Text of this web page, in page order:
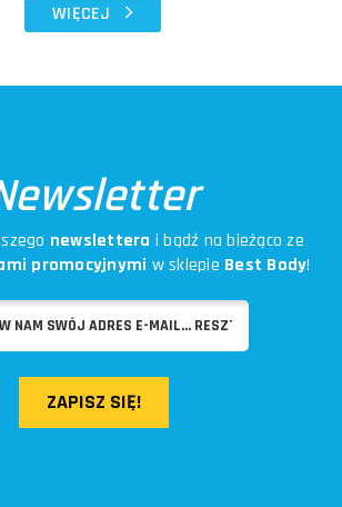
WIĘCEJ
newslettera i bądź na bieżąco ze
promocyjnymi w sklepie Best Body!
ZAPISZ SIĘ!